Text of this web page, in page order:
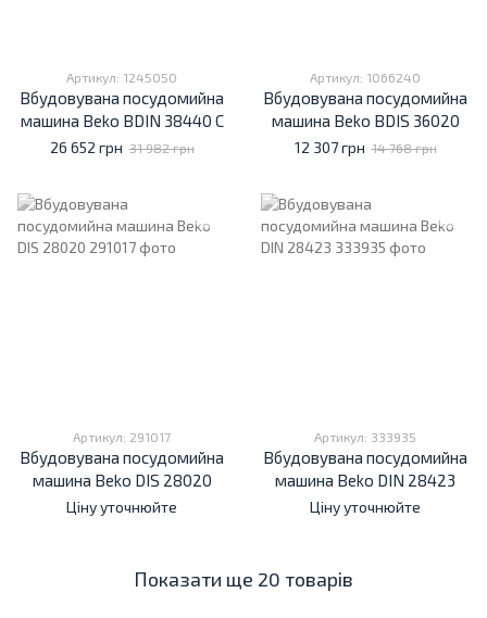
Артикул: 1245050
Вбудовувана посудомийна
машина Beko BDIN 38440 C
26 652 грн 31 982 грн
Артикул: 1066240
Вбудовувана посудомийна
машина Beko BDIS 36020
12 307 грн 14 768 грн
Артикул: 291017
Вбудовувана посудомийна
машина Beko DIS 28020
Ціну уточнюйте
Артикул: 333935
Вбудовувана посудомийна
машина Beko DIN 28423
Ціну уточнюйте
Показати ще 20 товарів